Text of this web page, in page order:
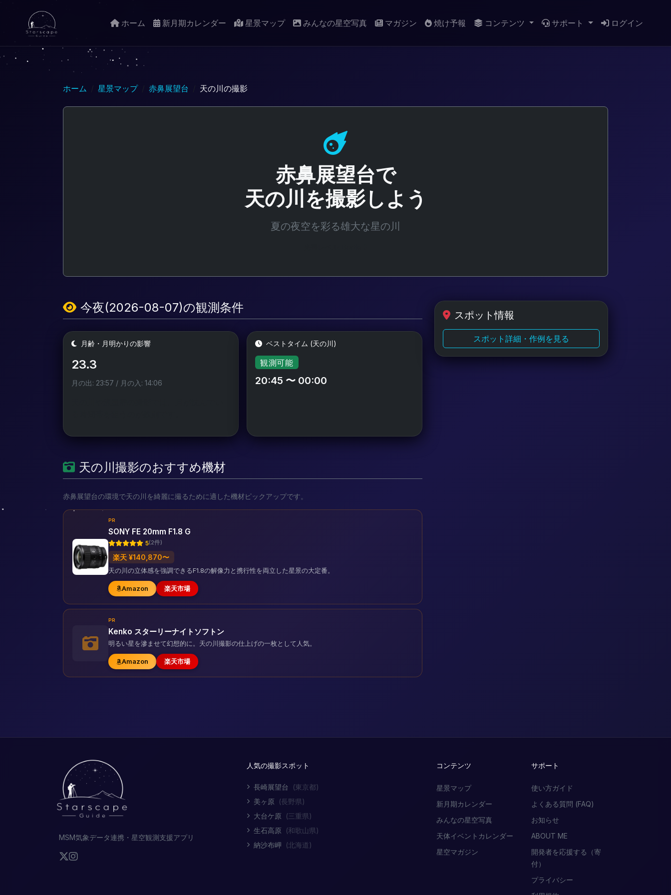
ホーム 新月期カレンダー 星景マップ みんなの星空写真 マガジン 焼け予報 コンテンツ サポート ログイン
ホーム 星景マップ 赤鼻展望台 天の川の撮影
赤鼻展望台で
天の川を撮影しよう
夏の夜空を彩る雄大な星の川
今夜(2026-08-07)の観測条件
月齢・月明かりの影響
23.3
月の出: 23:57 / 月の入: 14:06
ベストタイム (天の川)
観測可能
20:45 〜 00:00
天の川撮影のおすすめ機材
赤鼻展望台の環境で天の川を綺麗に撮るために適した機材ピックアップです。
PR
SONY FE 20mm F1.8 G
5(2件)
楽天 ¥140,870〜
天の川の立体感を強調できるF1.8の解像力と携行性を両立した星景の大定番。
Amazon 楽天市場
PR
Kenko スターリーナイトソフトン
明るい星を滲ませて幻想的に。天の川撮影の仕上げの一枚として人気。
Amazon 楽天市場
スポット情報
スポット詳細・作例を見る
MSM気象データ連携・星空観測支援アプリ
人気の撮影スポット
長崎展望台
(東京都)
美ヶ原 (長野県)
大台ケ原 (三重県)
生石高原 (和歌山県)
納沙布岬
(北海道)
コンテンツ
星景マップ
新月期カレンダー
みんなの星空写真
天体イベントカレンダー
星空マガジン
サポート
使い方ガイド
よくある質問 (FAQ)
お知らせ
ABOUT ME
開発者を応援する（寄
付）
プライバシー